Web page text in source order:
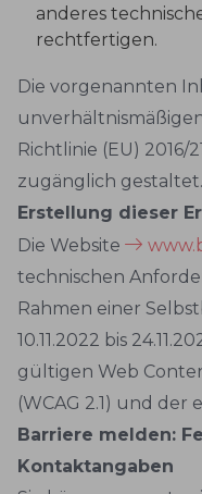
anderes
rechtfertigen.
Die vorgenannten
Richtlinie (EU) 2016/
zugänglich gestaltet.
Erstellung dieser
Die Website
technischen
Rahmen einer
10.11.2022 bis
gültigen Web
(WCAG 2.1) und der
Barriere melden:
Kontaktangaben